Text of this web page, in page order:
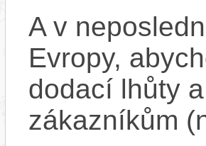
A v
Evropy,
dodací lhůty
zákazníkům